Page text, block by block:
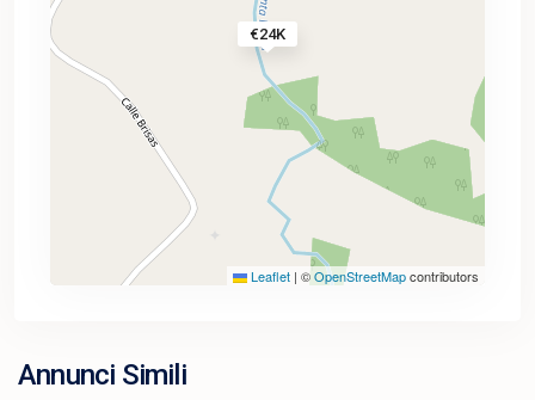
€24K
Leaflet | ©OpenStreetMapcontributors
Annunci Simili